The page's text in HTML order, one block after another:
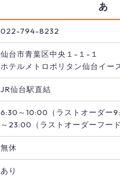
あ
022-794-8232
仙台市青葉区中央１-１-１
ホテルメトロポリタン仙台イー
JR仙台駅直結
6:30～10:00（ラストオーダー
～23:00（ラストオーダーフー
無休
あり